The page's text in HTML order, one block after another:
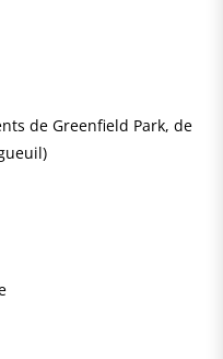
de Greenfield Park, de